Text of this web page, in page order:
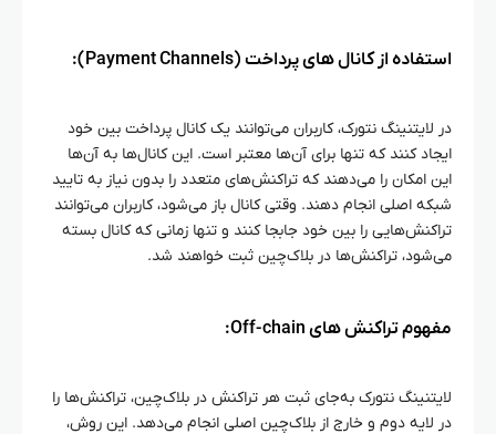
استفاده از کانال‌ های پرداخت (Payment Channels):
در لایتنینگ نتورک، کاربران می‌توانند یک کانال پرداخت بین خود
ایجاد کنند که تنها برای آن‌ها معتبر است. این کانال‌ها به آن‌ها
این امکان را می‌دهند که تراکنش‌های متعدد را بدون نیاز به تایید
شبکه اصلی انجام دهند. وقتی کانال باز می‌شود، کاربران می‌توانند
تراکنش‌هایی را بین خود جابجا کنند و تنها زمانی که کانال بسته
می‌شود، تراکنش‌ها در بلاک‌چین ثبت خواهند شد.
مفهوم تراکنش‌ های Off-chain:
لایتنینگ نتورک به‌جای ثبت هر تراکنش در بلاک‌چین، تراکنش‌ها را
در لایه‌ دوم و خارج از بلاک‌چین اصلی انجام می‌دهد. این روش،